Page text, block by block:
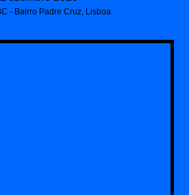
- Bairro Padre Cruz, Lisboa